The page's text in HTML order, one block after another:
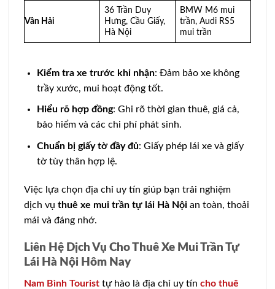
Vân Hải
36 Trần Duy
Hưng, Cầu Giấy,
Hà Nội
BMW M6 mui
trần, Audi RS5
mui trần
Kiểm tra xe trước khi nhận: Đảm bảo xe không
trầy xước, mui hoạt động tốt.
Hiểu rõ hợp đồng: Ghi rõ thời gian thuê, giá cả,
bảo hiểm và các chi phí phát sinh.
Chuẩn bị giấy tờ đầy đủ: Giấy phép lái xe và giấy
tờ tùy thân hợp lệ.
Việc lựa chọn địa chỉ uy tín giúp bạn trải nghiệm
dịch vụ thuê xe mui trần tự lái Hà Nội an toàn, thoải
mái và đáng nhớ.
Liên Hệ Dịch Vụ Cho Thuê Xe Mui Trần Tự
Lái Hà Nội Hôm Nay
Nam Bình Tourist tự hào là địa chỉ uy tín cho thuê